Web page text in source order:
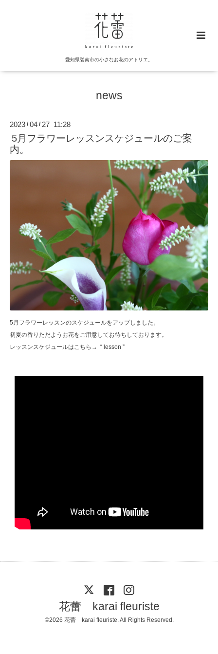
愛知県碧南市の小さなお花のアトリエ。
news
2023 /04 / 27 11:28
5月フラワーレッスンスケジュールのご案
内。
5月フラワーレッスンのスケジュールをアップしました。
初夏の香りただようお花をご用意してお待ちしております。
レッスンスケジュールはこちら→ “ lesson ”
花蕾 karai fleuriste
©2026 花蕾 karai fleuriste. All Rights Reserved.